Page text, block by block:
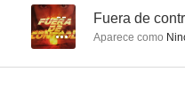
-- Fuera de
Aparece como